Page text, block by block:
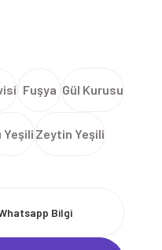
Fuşya Gül Kurusu
Yeşili Zeytin Yeşili
Bilgi